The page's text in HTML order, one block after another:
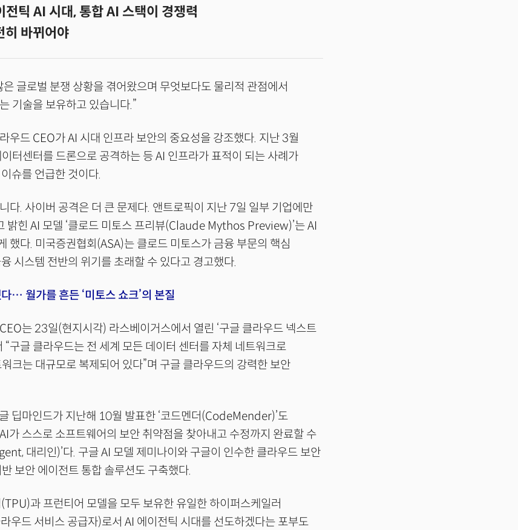
전틱 AI 시대, 통합 AI 스택이 경쟁력
히 바뀌어야
글로벌 분쟁 상황을 겪어왔으며 무엇보다도 물리적 관점에서
기술을 보유하고 있습니다.”
우드 CEO가 AI 시대 인프라 보안의 중요성을 강조했다. 지난 3월
터센터를 드론으로 공격하는 등 AI 인프라가 표적이 되는 사례가
슈를 언급한 것이다.
다. 사이버 공격은 더 큰 문제다. 앤트로픽이 지난 7일 일부 기업에만
밝힌 AI 모델 ‘클로드 미토스 프리뷰(Claude Mythos Preview)’는 AI
했다. 미국증권협회(ASA)는 클로드 미토스가 금융 부문의 핵심
시스템 전반의 위기를 초래할 수 있다고 경고했다.
… 월가를 흔든 ‘미토스 쇼크’의 본질
는 23일(현지시각) 라스베이거스에서 열린 ‘구글 클라우드 넥스트
“구글 클라우드는 전 세계 모든 데이터 센터를 자체 네트워크로
크는 대규모로 복제되어 있다”며 구글 클라우드의 강력한 보안
딥마인드가 지난해 10월 발표한 ‘코드멘더(CodeMender)’도
가 스스로 소프트웨어의 보안 취약점을 찾아내고 수정까지 완료할 수
대리인)’다. 구글 AI 모델 제미나이와 구글이 인수한 클라우드 보안
보안 에이전트 통합 솔루션도 구축했다.
과 프런티어 모델을 모두 보유한 유일한 하이퍼스케일러
우드 서비스 공급자)로서 AI 에이전틱 시대를 선도하겠다는 포부도